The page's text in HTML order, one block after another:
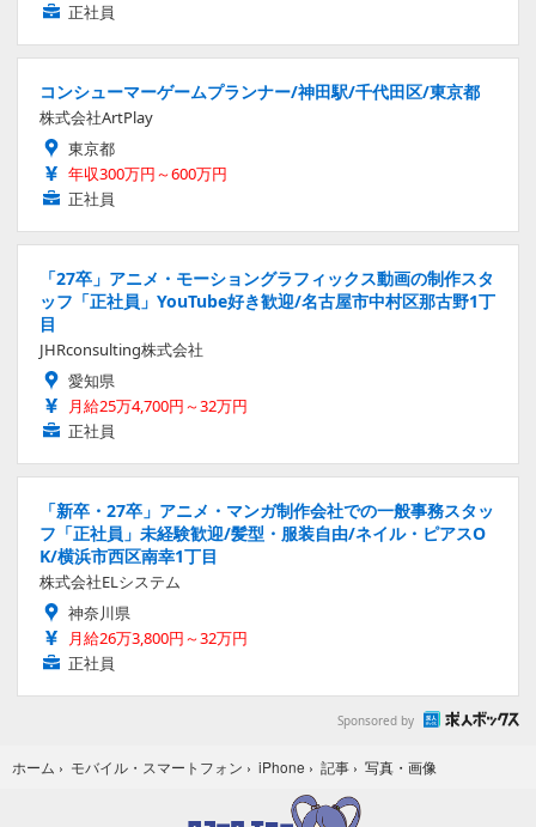
正社員
コンシューマーゲームプランナー/神田駅/千代田区/東京都
株式会社ArtPlay
東京都
年収300万円～600万円
正社員
「27卒」アニメ・モーショングラフィックス動画の制作スタ
ッフ「正社員」YouTube好き歓迎/名古屋市中村区那古野1丁
目
JHRconsulting株式会社
愛知県
月給25万4,700円～32万円
正社員
「新卒・27卒」アニメ・マンガ制作会社での一般事務スタッ
フ「正社員」未経験歓迎/髪型・服装自由/ネイル・ピアスO
K/横浜市西区南幸1丁目
株式会社ELシステム
神奈川県
月給26万3,800円～32万円
正社員
Sponsored by
ホーム › モバイル・スマートフォン › iPhone › 記事 › 写真・画像